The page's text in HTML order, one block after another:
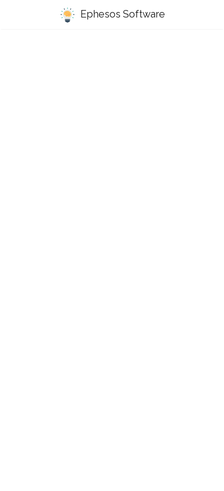
Ephesos Software